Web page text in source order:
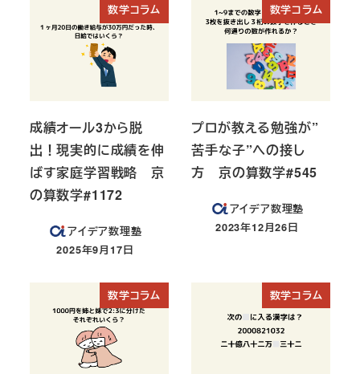
数学コラム
成績オール3から脱
出！現実的に成績を伸
ばす家庭学習戦略 京
の算数学#1172
アイデア数理塾
投稿日
2025年9月17日
数学コラム
プロが教える勉強が”
苦手な子”への接し
方 京の算数学#545
アイデア数理塾
投稿日
2023年12月26日
数学コラム 数学コラム